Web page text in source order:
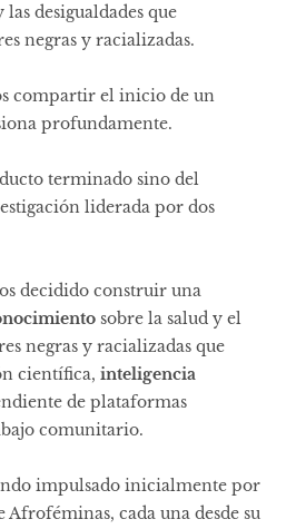
desigualdades que
negras y racializadas.
compartir el inicio de un
profundamente.
terminado sino del
liderada por dos
decidido construir una
sobre la salud y el
negras y racializadas que
científica, inteligencia
de plataformas
comunitario.
impulsado inicialmente por
Afroféminas, cada una desde su